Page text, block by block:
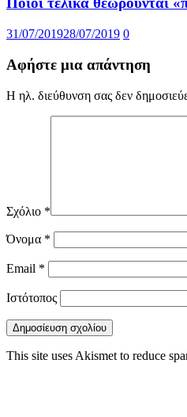
31/07/201928/07/2019 0
Αφήστε μια απάντηση
Η ηλ. διεύθυνση σας δεν
Σχόλιο *
Όνομα *
Email *
Ιστότοπος
This site uses Akismet to reduce